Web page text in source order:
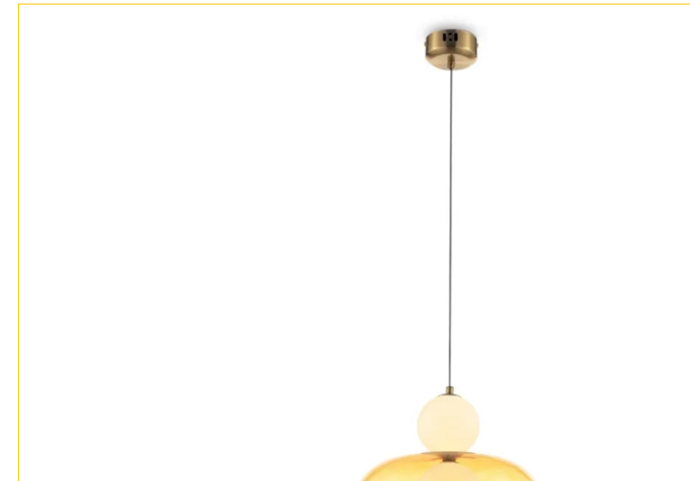
Бренды
Хром
Черные